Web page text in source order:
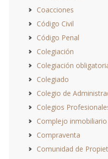
Coacciones
Código Civil
Código Penal
Colegiación
Colegiación
Colegiado
Colegio de
Colegios
Complejo
Compraventa
Comunidad de